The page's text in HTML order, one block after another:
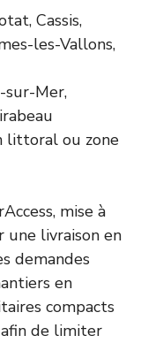
Cassis,
les-Vallons,
sur-Mer,
littoral ou zone
mise à
une livraison en
demandes
en
compacts
de limiter